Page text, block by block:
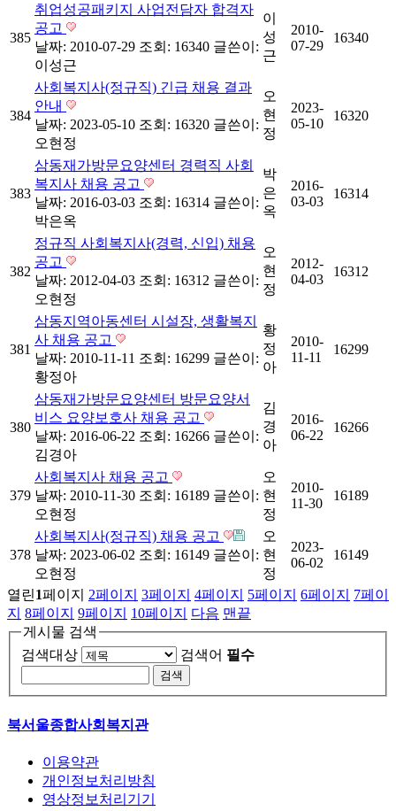
385
취업성공패키지 사업전담자 합격자
공고
날짜: 2010-07-29 조회: 16340 글쓴이:
이성근
이
성
근
2010-
07-29
16340
384
사회복지사(정규직) 긴급 채용 결과
안내
날짜: 2023-05-10 조회: 16320 글쓴이:
오현정
오
현
정
2023-
05-10
16320
383
삼동재가방문요양센터 경력직 사회
복지사 채용 공고
날짜: 2016-03-03 조회: 16314 글쓴이:
박은옥
박
은
옥
2016-
03-03
16314
382
정규직 사회복지사(경력, 신입) 채용
공고
날짜: 2012-04-03 조회: 16312 글쓴이:
오현정
오
현
정
2012-
04-03
16312
381
삼동지역아동센터 시설장, 생활복지
사 채용 공고
날짜: 2010-11-11 조회: 16299 글쓴이:
황정아
황
정
아
2010-
11-11
16299
380
삼동재가방문요양센터 방문요양서
비스 요양보호사 채용 공고
날짜: 2016-06-22 조회: 16266 글쓴이:
김경아
김
경
아
2016-
06-22
16266
379
사회복지사 채용 공고
날짜: 2010-11-30 조회: 16189 글쓴이:
오현정
오
현
정
2010-
11-30
16189
378
사회복지사(정규직) 채용 공고
날짜: 2023-06-02 조회: 16149 글쓴이:
오현정
오
현
정
2023-
06-02
16149
열린1페이지 2페이지 3페이지 4페이지 5페이지 6페이지 7페이
지 8페이지 9페이지 10페이지 다음 맨끝
게시물 검색
검색대상
검색어 필수
북서울종합사회복지관
이용약관
개인정보처리방침
영상정보처리기기